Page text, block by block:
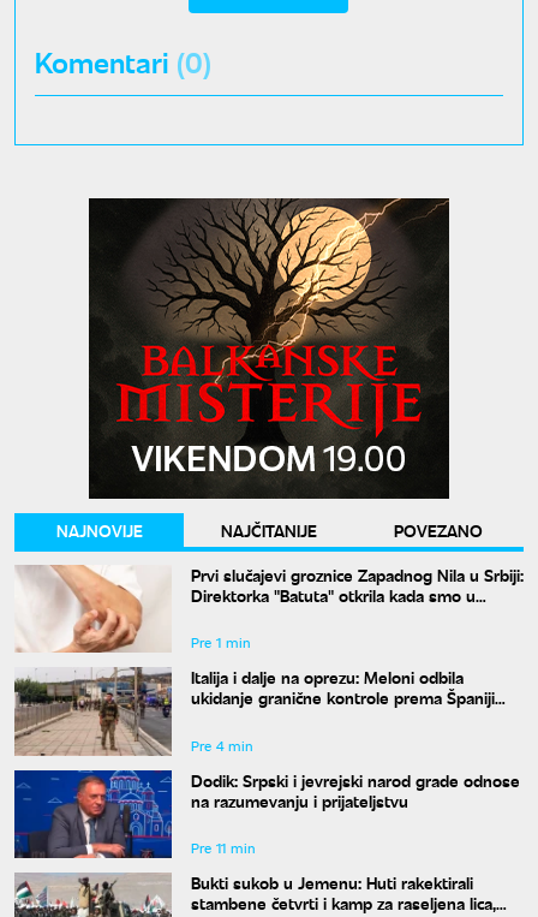
Komentari (0)
NAJNOVIJE NAJČITANIJE
POVEZANO
Prvi slučajevi groznice Zapadnog Nila u Srbiji:
Direktorka "Batuta" otkrila kada smo u
Pre 1 min
Italija i dalje na oprezu: Meloni odbila
ukidanje granične kontrole prema Španiji
Pre 4 min
Dodik: Srpski i jevrejski narod grade odnose
na razumevanju i prijateljstvu
Pre 11 min
Bukti sukob u Jemenu: Huti rakektirali
stambene četvrti i kamp za raseljena lica,